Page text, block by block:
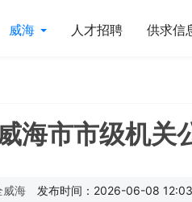
威海 人才招聘 供求信
海市市级机关
威海 发布时间：2026-06-08